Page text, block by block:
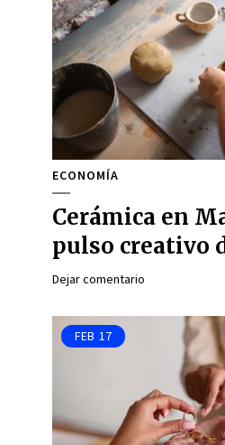
ECONOMÍA
Cerámica en
pulso creativo
Dejar comentario
FEB 17